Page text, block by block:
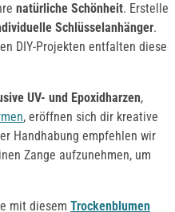
natürliche Schönheit. Erstelle
Schlüsselanhänger.
DIY-Projekten entfalten diese
UV- und Epoxidharzen,
, eröffnen sich dir kreative
Handhabung empfehlen wir
Zange aufzunehmen, um
mit diesem Trockenblumen